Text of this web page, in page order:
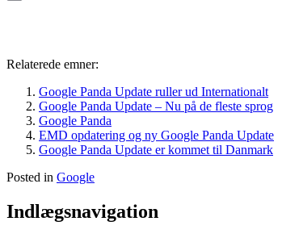
Relaterede emner:
Google Panda Update ruller ud Internationalt
Google Panda Update – Nu på de fleste sprog
Google Panda
EMD opdatering og ny Google Panda Update
Google Panda Update er kommet til Danmark
Posted in Google
Indlægsnavigation